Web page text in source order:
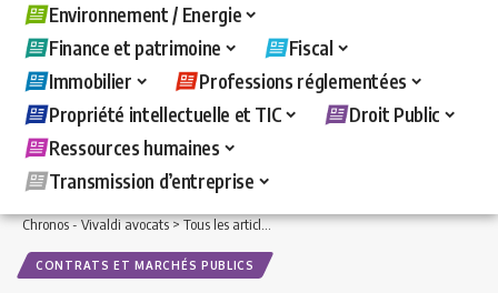
Environnement / Energie
Finance et patrimoine
Fiscal
Immobilier
Professions réglementées
Propriété intellectuelle et TIC
Droit Public
Ressources humaines
Transmission d’entreprise
Chronos - Vivaldi avocats>Tous les articles >Droit Public>Contrats et marchés
CONTRATS ET MARCHÉS PUBLICS